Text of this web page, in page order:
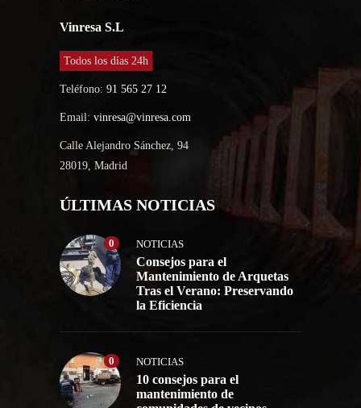
Vinresa S.L
Todos los días 24h
Teléfono: 91 565 27 12
Email: vinresa@vinresa.com
Calle Alejandro Sánchez, 94
28019, Madrid
ÚLTIMAS NOTICIAS
0 NOTICIAS
Consejos para el
Mantenimiento de Arquetas
Tras el Verano: Preservando
la Eficiencia
0 NOTICIAS
10 consejos para el
mantenimiento de